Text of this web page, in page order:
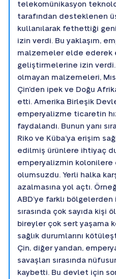
telekomünikasyon
tarafından desteklenen
kullanılarak fethettiği
izin verdi. Bu yaklaşım,
malzemeler elde ederek
geliştirmelerine izin verdi.
olmayan malzemeleri,
Çin’den ipek ve Doğu
etti. Amerika Birleşik
emperyalizme ticaretin
faydalandı. Bunun yanı
Riko ve Küba’ya erişim
edilmiş ürünlere ihtiyaç
emperyalizmin
olumsuzdu. Yerli halka
azalmasına yol açtı.
ABD’ye farklı
sırasında çok sayıda kişi
bireyler çok sert yaşama
sağlık durumlarını
Çin, diğer yandan,
savaşları sırasında
kaybetti. Bu devlet için